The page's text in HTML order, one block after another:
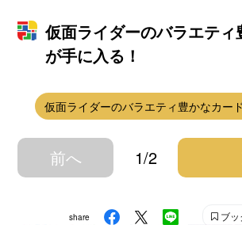
仮面ライダーのバラエティ
が手に入る！
仮面ライダーのバラエティ豊かなカー
前へ 1/2
share ブッ